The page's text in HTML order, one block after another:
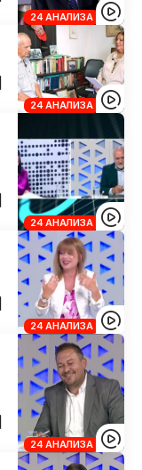
24 АНАЛИЗА
24 АНАЛИЗА
24 АНАЛИЗА
24 АНАЛИЗА
24 АНАЛИЗА